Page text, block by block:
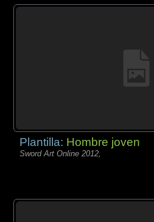
Plantilla: Hombre joven
Sword Art Online 2012,